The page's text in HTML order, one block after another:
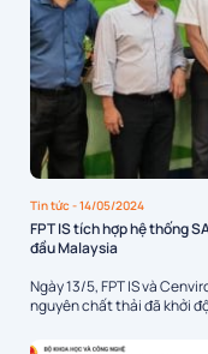
Tin tức- 14/05/2024
FPT IS tích hợp hệ thống
đầu Malaysia
Ngày 13/5, FPT IS và
nguyên chất thải đã khởi